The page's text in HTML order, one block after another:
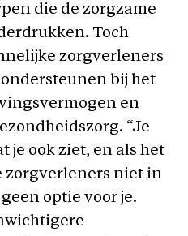
die de zorgzame
Toch
zorgverleners
bij het
en
“Je
je ook ziet, en als het
zorgverleners niet in
optie voor je.